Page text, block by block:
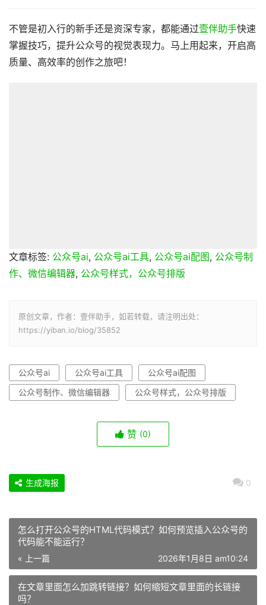
不管是初入行的新手还是资深专家，都能通过壹伴助手快速
掌握技巧，提升公众号的视觉表现力。马上用起来，开启高
质量、高效率的创作之旅吧！
文章标签: 公众号ai, 公众号ai工具, 公众号ai配图, 公众号制
作、微信编辑器, 公众号样式，公众号排版
原创文章，作者：壹伴助手，如若转载，请注明出处：
https://yiban.io/blog/35852
公众号ai 公众号ai工具
公众号ai配图
公众号制作、微信编辑器
公众号样式，公众号排版
赞 (0)
0
生成海报
怎么打开公众号的HTML代码模式？如何预览插入公众号的
代码能不能运行？
« 上一篇 2026年1月8日 am10:24
在文章里面怎么加跳转链接？如何缩短文章里面的长链接
吗？